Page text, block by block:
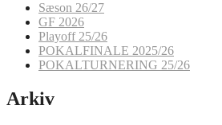
Sæson 26/27
GF 2026
Playoff 25/26
POKALFINALE 2025/26
POKALTURNERING 25/26
Arkiv